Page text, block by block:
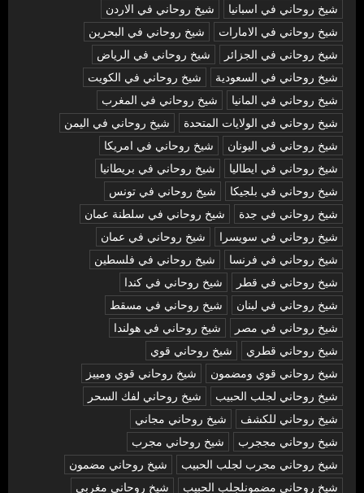
شيخ روحاني في اسبانيا
شيخ روحاني في الاردن
شيخ روحاني في الامارات
شيخ روحاني في البحرين
شيخ روحاني في الجزائر
شيخ روحاني في الرياض
شيخ روحاني في السعودية
شيخ روحاني في الكويت
شيخ روحاني في المانيا
شيخ روحاني في المغرب
شيخ روحاني في الولايات المتحدة
شيخ روحاني في اليمن
شيخ روحاني في اليونان
شيخ روحاني في امريكا
شيخ روحاني في ايطاليا
شيخ روحاني في بريطانيا
شيخ روحاني في بلجيكا
شيخ روحاني في تونس
شيخ روحاني في جدة
شيخ روحاني في سلطنة عمان
شيخ روحاني في سويسرا
شيخ روحاني في عمان
شيخ روحاني في فرنسا
شيخ روحاني في فلسطين
شيخ روحاني في قطر
شيخ روحاني في كندا
شيخ روحاني في لبنان
شيخ روحاني في مسقط
شيخ روحاني في مصر
شيخ روحاني في هولندا
شيخ روحاني قطري
شيخ روحاني قوي
شيخ روحاني قوي ومضمون
شيخ روحاني قوي ومييز
شيخ روحاني لجلب الحبيب
شيخ روحاني لفك السحر
شيخ روحاني للكشف
شيخ روحاني مجاني
شيخ روحاني مججرب
شيخ روحاني مجرب
شيخ روحاني مجرب لجلب الحبيب
شيخ روحاني مضمون
شيخ روحاني مضمونلجلب الحبيب
شيخ روحاني مغربي